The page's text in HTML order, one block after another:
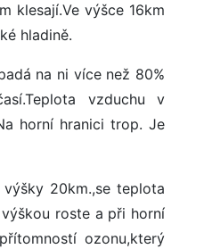
klesají.Ve výšce 16km
hladině.
na ni více než 80%
vzduchu v
horní hranici trop. Je
20km.,se teplota
roste a při horní
ozonu,který